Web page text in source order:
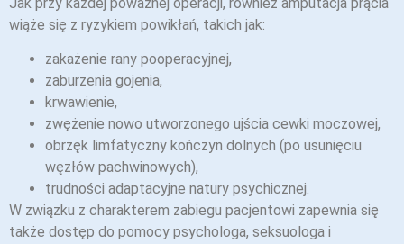
wiąże się z ryzykiem powikłań, takich jak:
zakażenie rany pooperacyjnej,
zaburzenia gojenia,
krwawienie,
zwężenie nowo utworzonego ujścia cewki moczowej,
obrzęk limfatyczny kończyn dolnych (po usunięciu
węzłów pachwinowych),
trudności adaptacyjne natury psychicznej.
W związku z charakterem zabiegu pacjentowi zapewnia się
także dostęp do pomocy psychologa, seksuologa i